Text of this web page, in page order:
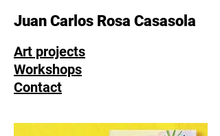
Juan Carlos Rosa Casasola
Art projects
Workshops
Contact